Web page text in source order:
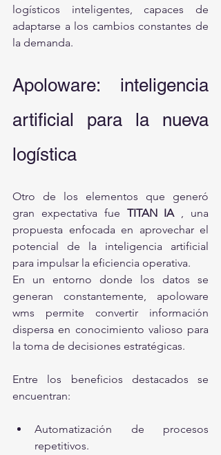
logísticos inteligentes, capaces de
adaptarse a los cambios constantes de
la demanda.
Apoloware: inteligencia
artificial para la nueva
logística
Otro de los elementos que generó
gran expectativa fue TITAN IA , una
propuesta enfocada en aprovechar el
potencial de la inteligencia artificial
para impulsar la eficiencia operativa.
En un entorno donde los datos se
generan constantemente, apoloware
wms permite convertir información
dispersa en conocimiento valioso para
la toma de decisiones estratégicas.
Entre los beneficios destacados se
encuentran:
Automatización de procesos
repetitivos.